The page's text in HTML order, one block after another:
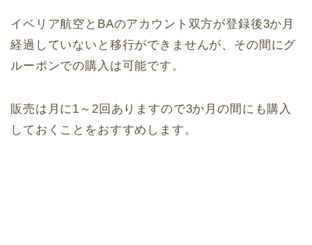
イベリア航空とBAのアカウント双方が登録後3か月
経過していないと移行ができませんが、その間にグ
ルーポンでの購入は可能です。
販売は月に1～2回ありますので3か月の間にも購入
しておくことをおすすめします。